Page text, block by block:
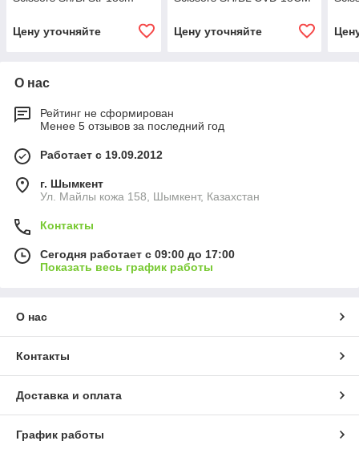
Цену уточняйте Цену уточняйте
О нас
Рейтинг не сформирован
Менее 5 отзывов за последний год
Работает с 19.09.2012
г. Шымкент
Ул. Майлы кожа 158, Шымкент, Казахстан
Контакты
Сегодня работает с 09:00 до 17:00
Показать весь график работы
О нас
Контакты
Доставка и оплата
График работы